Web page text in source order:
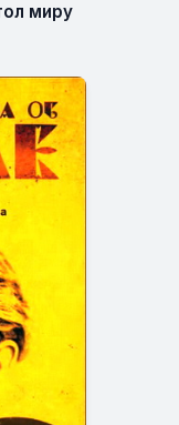
миру